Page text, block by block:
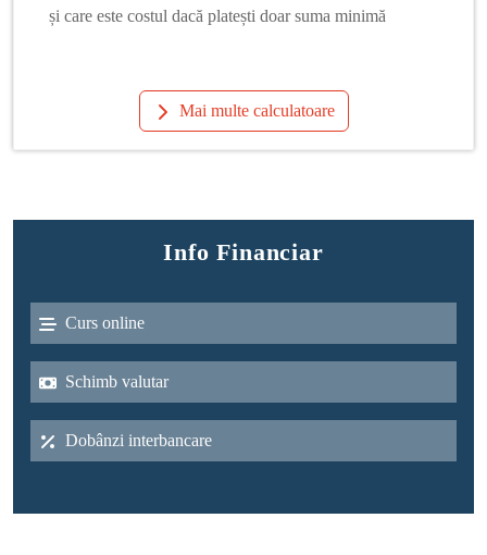
și care este costul dacă platești doar suma minimă
Mai multe calculatoare
Info Financiar
Curs online
Schimb valutar
Dobânzi interbancare